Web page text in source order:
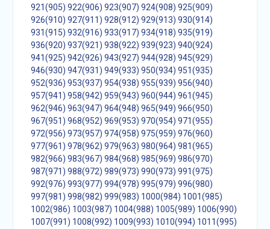
921(905) 922(906) 923(907) 924(908) 925(909)
926(910) 927(911) 928(912) 929(913) 930(914)
931(915) 932(916) 933(917) 934(918) 935(919)
936(920) 937(921) 938(922) 939(923) 940(924)
941(925) 942(926) 943(927) 944(928) 945(929)
946(930) 947(931) 949(933) 950(934) 951(935)
952(936) 953(937) 954(938) 955(939) 956(940)
957(941) 958(942) 959(943) 960(944) 961(945)
962(946) 963(947) 964(948) 965(949) 966(950)
967(951) 968(952) 969(953) 970(954) 971(955)
972(956) 973(957) 974(958) 975(959) 976(960)
977(961) 978(962) 979(963) 980(964) 981(965)
982(966) 983(967) 984(968) 985(969) 986(970)
987(971) 988(972) 989(973) 990(973) 991(975)
992(976) 993(977) 994(978) 995(979) 996(980)
997(981) 998(982) 999(983) 1000(984) 1001(985)
1002(986) 1003(987) 1004(988) 1005(989) 1006(990)
1007(991) 1008(992) 1009(993) 1010(994) 1011(995)